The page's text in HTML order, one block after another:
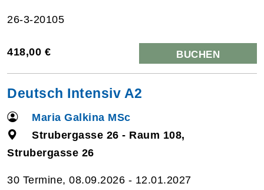
26-3-20105
418,00 € BUCHEN
Deutsch Intensiv A2
Maria Galkina MSc
Strubergasse 26 - Raum 108,
Strubergasse 26
30 Termine, 08.09.2026 - 12.01.2027